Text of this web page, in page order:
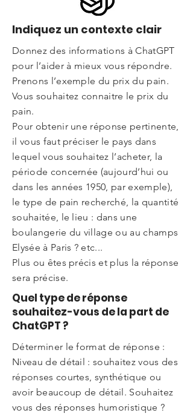
Indiquez un contexte clair
Donnez des informations à ChatGPT
pour l’aider à mieux vous répondre.
Prenons l’exemple du prix du pain.
Vous souhaitez connaitre le prix du
pain.
Pour obtenir une réponse pertinente,
il vous faut préciser le pays dans
lequel vous souhaitez l’acheter, la
période concernée (aujourd’hui ou
dans les années 1950, par exemple),
le type de pain recherché, la quantité
souhaitée, le lieu : dans une
boulangerie du village ou au champs
Elysée à Paris ? etc...
Plus ou êtes précis et plus la réponse
sera précise.
Quel type de réponse
souhaitez-vous de la part de
ChatGPT ?
Déterminer le format de réponse :
Niveau de détail : souhaitez vous des
réponses courtes, synthétique ou
avoir beaucoup de détail. Souhaitez
vous des réponses humoristique ?